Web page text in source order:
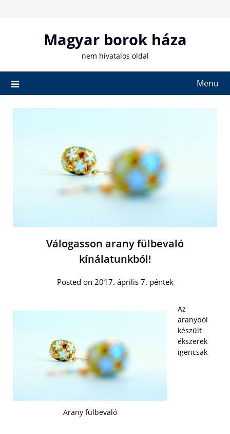
Magyar borok háza
nem hivatalos oldal
Menu
Válogasson arany fülbevaló
kínálatunkból!
Posted on 2017. április 7. péntek
Arany fülbevaló
Az
aranyból
készült
ékszerek
igencsak